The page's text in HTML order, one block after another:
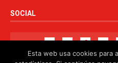
SOCIAL
Esta web usa cookies para